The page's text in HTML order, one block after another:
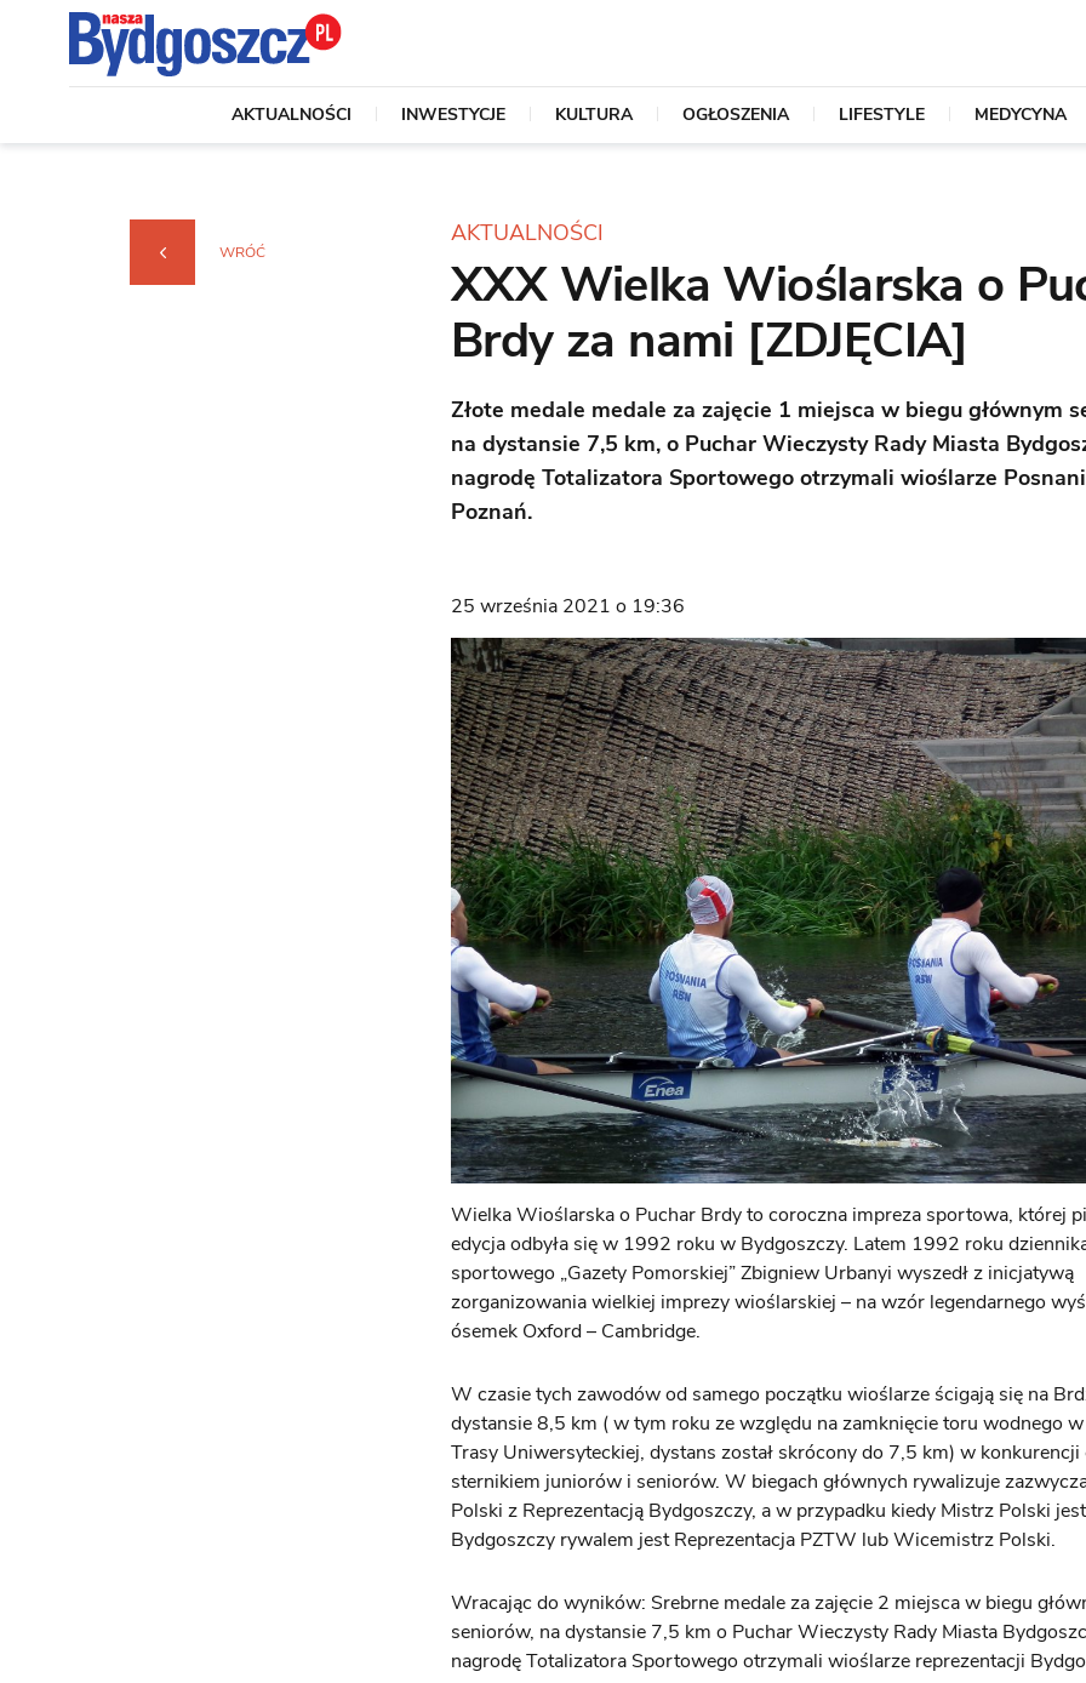
AKTUALNOŚCI INWESTYCJE KULTURA OGŁOSZENIA LIFESTYLE MEDYCYNA
WRÓĆ
AKTUALNOŚCI
XXX Wielka Wioślarska o
Brdy za nami [ZDJĘCIA]
Złote medale medale za zajęcie 1 miejsca w biegu głównym
na dystansie 7,5 km, o Puchar Wieczysty Rady Miasta
nagrodę Totalizatora Sportowego otrzymali wioślarze
Poznań.
25 września 2021 o 19:36
Wielka Wioślarska o Puchar Brdy to coroczna impreza sportowa, której
edycja odbyła się w 1992 roku w Bydgoszczy. Latem 1992 roku
sportowego „Gazety Pomorskiej” Zbigniew Urbanyi wyszedł z inicjatywą
zorganizowania wielkiej imprezy wioślarskiej – na wzór legendarnego
ósemek Oxford – Cambridge.
W czasie tych zawodów od samego początku wioślarze ścigają się na
dystansie 8,5 km ( w tym roku ze względu na zamknięcie toru wodnego
Trasy Uniwersyteckiej, dystans został skrócony do 7,5 km) w konkurencji
sternikiem juniorów i seniorów. W biegach głównych rywalizuje
Polski z Reprezentacją Bydgoszczy, a w przypadku kiedy Mistrz Polski
Bydgoszczy rywalem jest Reprezentacja PZTW lub Wicemistrz Polski.
Wracając do wyników: Srebrne medale za zajęcie 2 miejsca w biegu
seniorów, na dystansie 7,5 km o Puchar Wieczysty Rady Miasta
nagrodę Totalizatora Sportowego otrzymali wioślarze reprezentacji